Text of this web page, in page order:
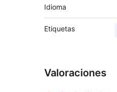
Idioma
Etiquetas
Valoraciones